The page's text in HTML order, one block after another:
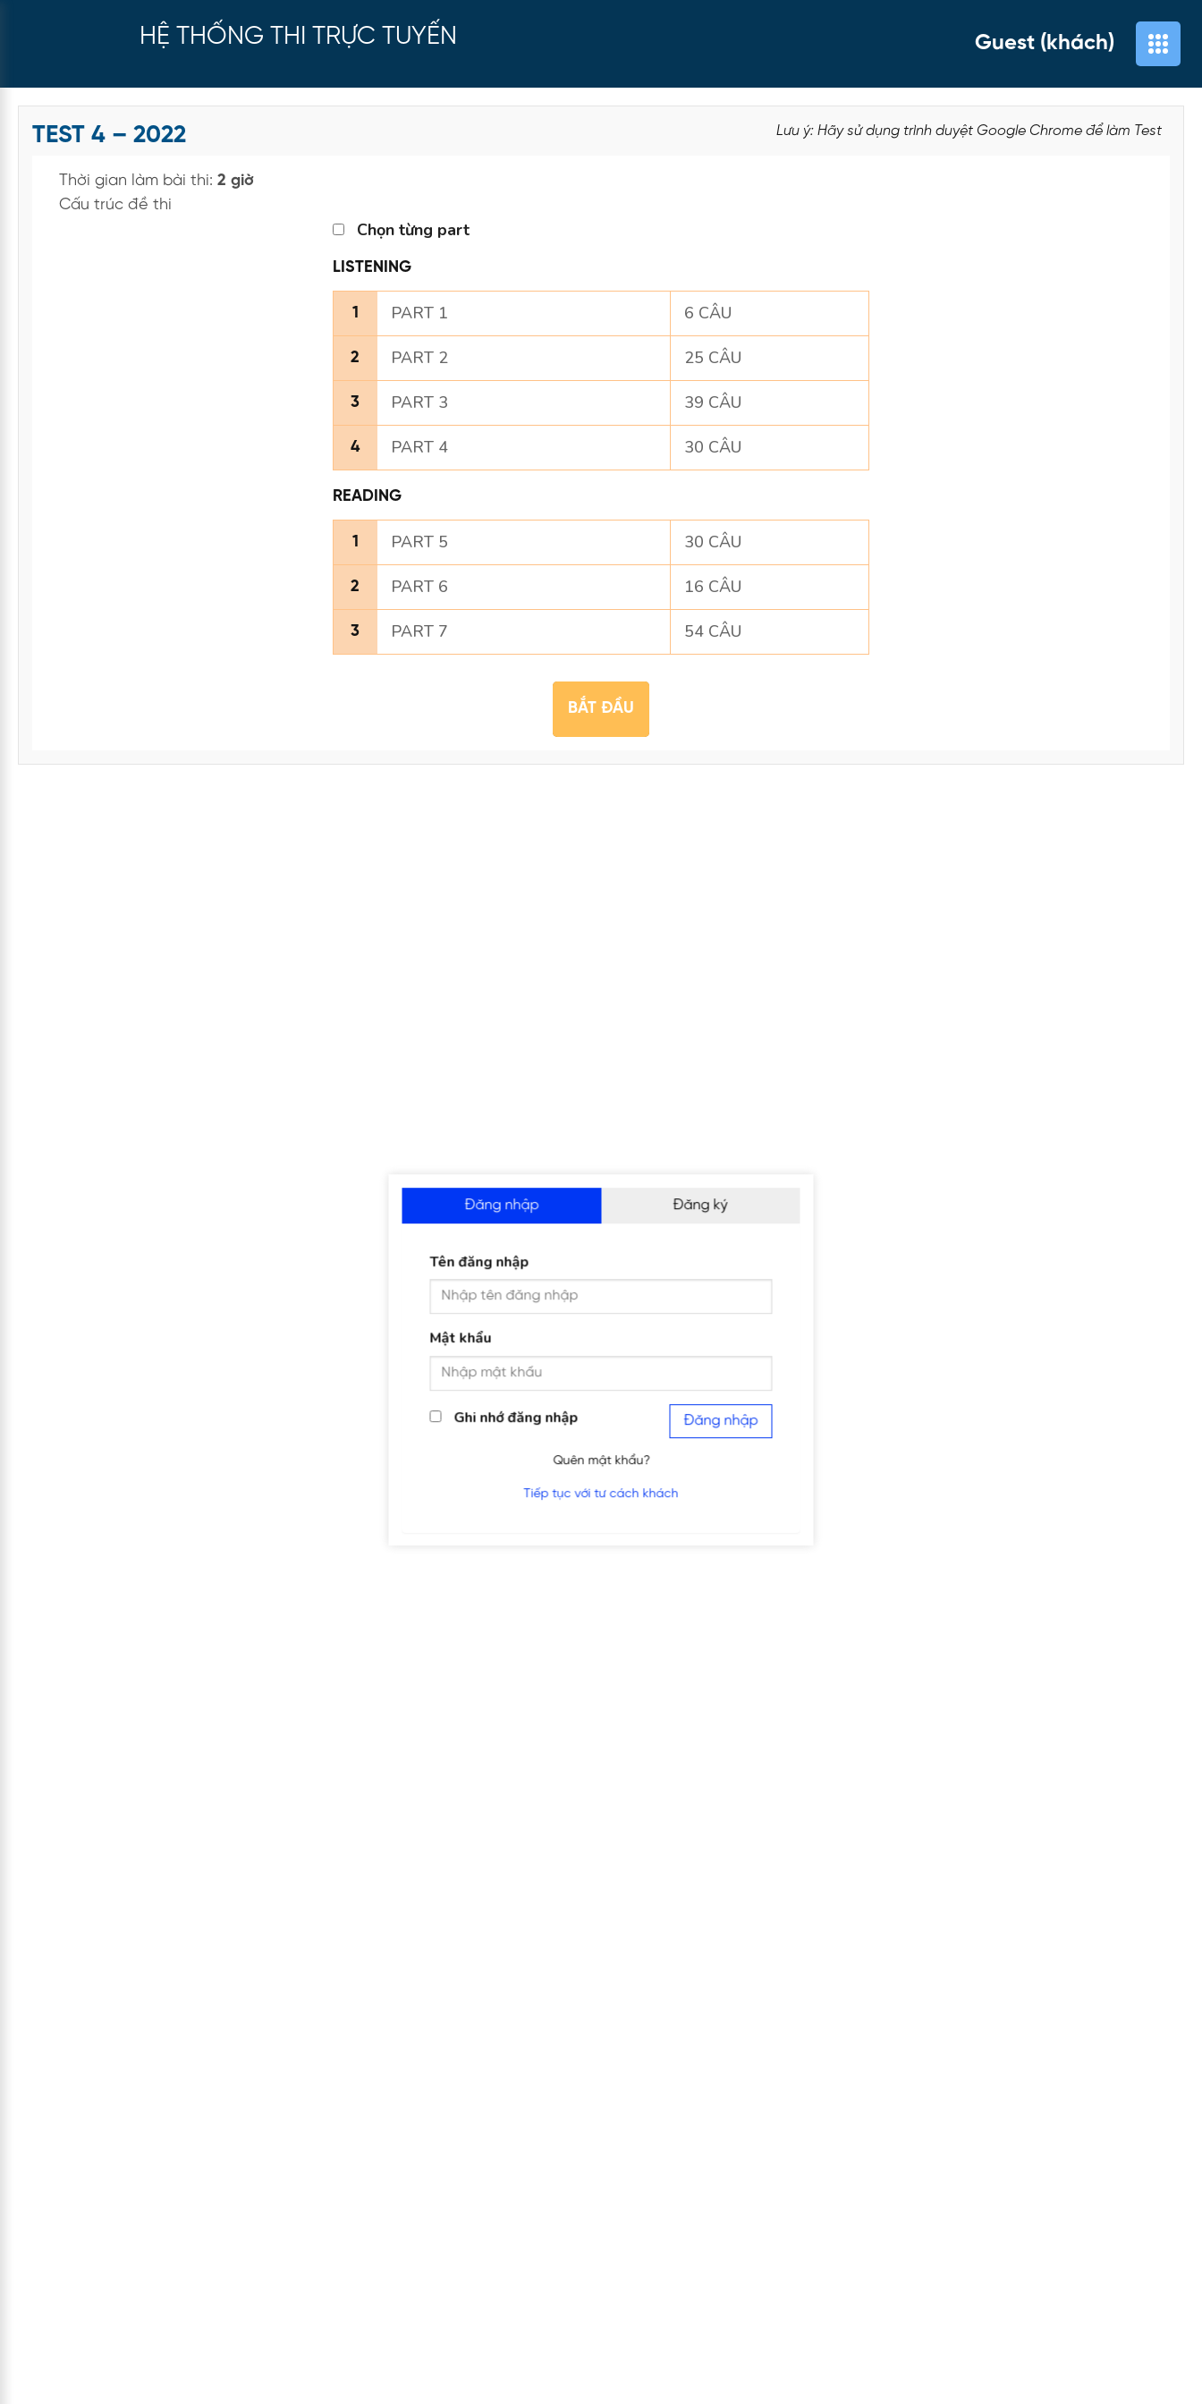
HỆ THỐNG THI TRỰC TUYẾN Guest (khách)
Lưu ý: Hãy sử dụng trình duyệt Google Chrome để làm Test
TEST 4 – 2022
Thời gian làm bài thi: 2 giờ
Cấu trúc đề thi
Chọn từng part
LISTENING
1 PART 1 6 CÂU
2 PART 2 25 CÂU
3 PART 3 39 CÂU
4 PART 4 30 CÂU
READING
1 PART 5 30 CÂU
2 PART 6 16 CÂU
3 PART 7 54 CÂU
BẮT ĐẦU
Đăng nhập Đăng ký
Tên đăng nhập
Mật khẩu
Ghi nhớ đăng nhập Đăng nhập
Quên mật khẩu?
Tiếp tục với tư cách khách